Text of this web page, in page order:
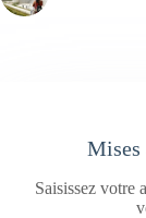
Mises
Saisissez votre